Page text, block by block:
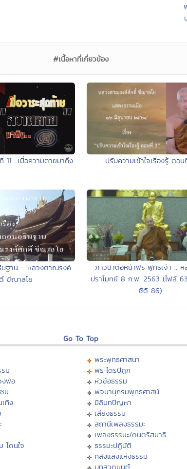
#เนื้อหาที่เกี่ยวข้อง
..เมื่อความตายมาถึง ปรับความเข้าใจเรื่องรู้ ตอ
ษฐาน - หลวงตาณรงค์
ขีณาลโย
ภาวนาต่อหน้าพระพุทธเจ้า ::
ปราโมทย์ 8 ก.พ. 2563 (ไฟล์
ซีดี 86)
Go To Top
ม
งพ่อ
น
ทิง
โดนใจ
พระพุทธศาสนา
พระไตรปิฏก
หัวข้อธรรม
พจนานุกรมพุทธศาสน์
มิลินทปัญหา
เสียงธรรม
สถานีเพลงธรรมะ
เพลงธรรมะ/ดนตรีสมาธิ
ธรรมะปฏิบัติ
คลังแสงแห่งธรรม